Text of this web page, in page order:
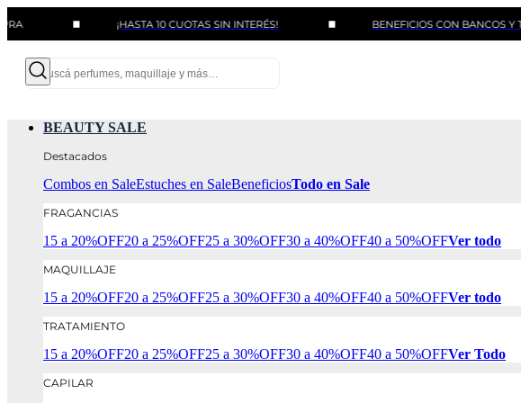
¡HASTA 10 CUOTAS SIN INTERÉS! BENEFICIOS CON BANCOS Y TARJETAS
BEAUTY SALE
Destacados
Combos en SaleEstuches en SaleBeneficiosTodo en Sale
FRAGANCIAS
15 a 20%OFF20 a 25%OFF25 a 30%OFF30 a 40%OFF40 a 50%OFFVer todo
MAQUILLAJE
15 a 20%OFF20 a 25%OFF25 a 30%OFF30 a 40%OFF40 a 50%OFFVer todo
TRATAMIENTO
15 a 20%OFF20 a 25%OFF25 a 30%OFF30 a 40%OFF40 a 50%OFFVer Todo
CAPILAR